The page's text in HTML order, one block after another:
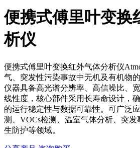
便携式傅里叶变换
析仪
便携式傅里叶变换红外气体分析仪
气、突发性污染事故中无机及有机物
仪器具备高光谱分辨率、高信噪比、
线性度，核心部件采用长寿命设计，
的运行稳定性与数据可靠性。可广泛
测、VOCs检测、温室气体分析、突发
生防护等领域。